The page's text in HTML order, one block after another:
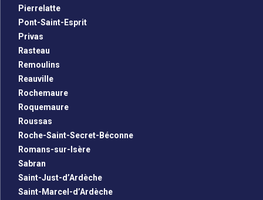
Pierrelatte
Pont-Saint-Esprit
Privas
Rasteau
Remoulins
Reauville
Rochemaure
Roquemaure
Roussas
Roche-Saint-Secret-Béconne
Romans-sur-Isère
Sabran
Saint-Just-d’Ardèche
Saint-Marcel-d’Ardèche